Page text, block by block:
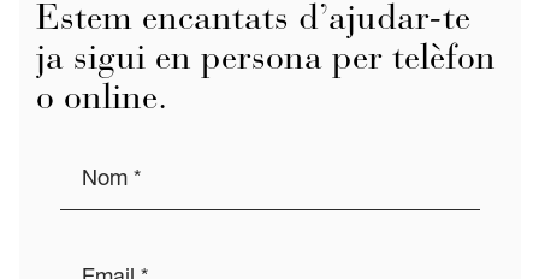
Estem encantats d’ajudar-te
ja sigui en persona per telèfon
o online.